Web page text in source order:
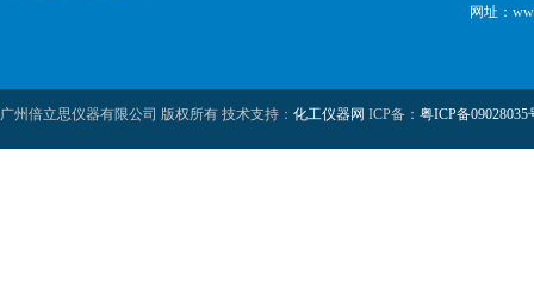
网址：
广州倍立思仪器有限公司 版权所有 技术支持： 化工仪器网 ICP备： 粤ICP备09028035